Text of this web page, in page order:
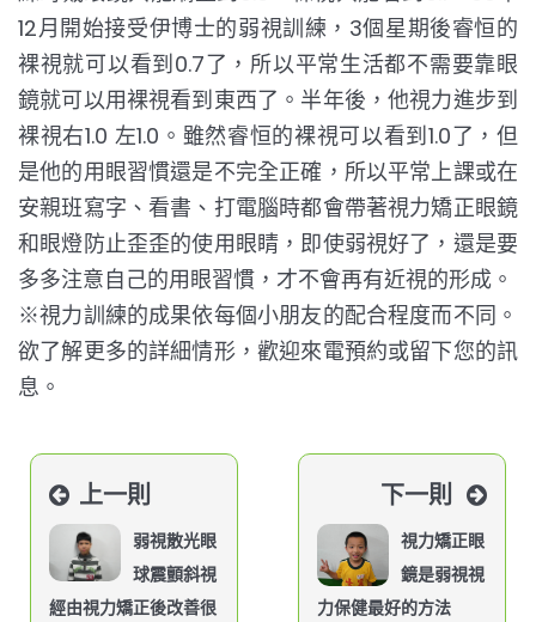
12月開始接受伊博士的弱視訓練，3個星期後睿恒的
裸視就可以看到0.7了，所以平常生活都不需要靠眼
鏡就可以用裸視看到東西了。半年後，他視力進步到
裸視右1.0 左1.0。雖然睿恒的裸視可以看到1.0了，但
是他的用眼習慣還是不完全正確，所以平常上課或在
安親班寫字、看書、打電腦時都會帶著視力矯正眼鏡
和眼燈防止歪歪的使用眼睛，即使弱視好了，還是要
多多注意自己的用眼習慣，才不會再有近視的形成。
※視力訓練的成果依每個小朋友的配合程度而不同。
欲了解更多的詳細情形，歡迎來電預約或留下您的訊
息。
上一則
弱視散光眼
球震顫斜視
經由視力矯正後改善很
下一則
視力矯正眼
鏡是弱視視
力保健最好的方法